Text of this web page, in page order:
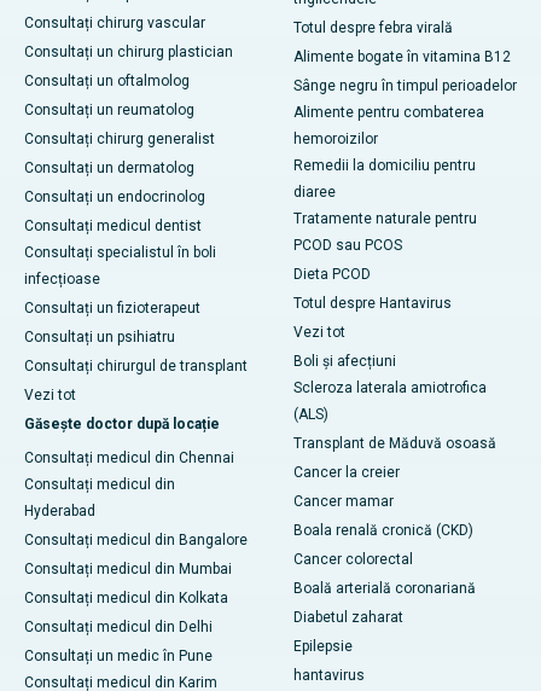
Consultați chirurg vascular
Consultați un chirurg plastician
Consultați un oftalmolog
Consultați un reumatolog
Consultați chirurg generalist
Consultați un dermatolog
Consultați un endocrinolog
Consultați medicul dentist
Consultați specialistul în boli
infecțioase
Consultați un fizioterapeut
Consultați un psihiatru
Consultați chirurgul de transplant
Vezi tot
Găsește doctor după locație
Consultați medicul din Chennai
Consultați medicul din
Hyderabad
Consultați medicul din Bangalore
Consultați medicul din Mumbai
Consultați medicul din Kolkata
Consultați medicul din Delhi
Consultați un medic în Pune
Consultați medicul din Karim
Totul despre febra virală
Alimente bogate în vitamina B12
Sânge negru în timpul perioadelor
Alimente pentru combaterea
hemoroizilor
Remedii la domiciliu pentru
diaree
Tratamente naturale pentru
PCOD sau PCOS
Dieta PCOD
Totul despre Hantavirus
Vezi tot
Boli și afecțiuni
Scleroza laterala amiotrofica
(ALS)
Transplant de Măduvă osoasă
Cancer la creier
Cancer mamar
Boala renală cronică (CKD)
Cancer colorectal
Boală arterială coronariană
Diabetul zaharat
Epilepsie
hantavirus